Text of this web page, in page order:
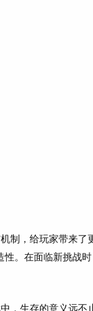
制，给玩家带来了
性。在面临新挑战
，生存的意义远不